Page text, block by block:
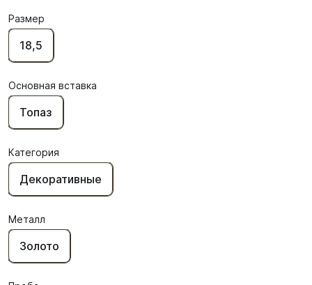
Размер
18,5
Основная вставка
Топаз
Категория
Декоративные
Металл
Золото